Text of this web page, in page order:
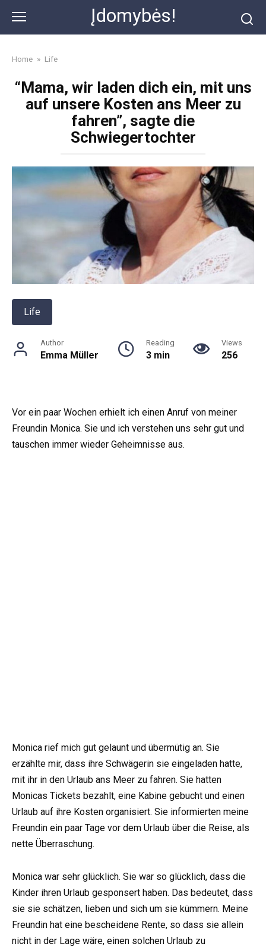
content
Įdomybės!
Home » Life
“Mama, wir laden dich ein, mit uns
auf unsere Kosten ans Meer zu
fahren”, sagte die
Schwiegertochter
Life
Author
Emma Müller
Reading
3 min
Views
256
Vor ein paar Wochen erhielt ich einen Anruf von meiner
Freundin Monica. Sie und ich verstehen uns sehr gut und
tauschen immer wieder Geheimnisse aus.
Monica rief mich gut gelaunt und übermütig an. Sie
erzählte mir, dass ihre Schwägerin sie eingeladen hatte,
mit ihr in den Urlaub ans Meer zu fahren. Sie hatten
Monicas Tickets bezahlt, eine Kabine gebucht und einen
Urlaub auf ihre Kosten organisiert. Sie informierten meine
Freundin ein paar Tage vor dem Urlaub über die Reise, als
nette Überraschung.
Monica war sehr glücklich. Sie war so glücklich, dass die
Kinder ihren Urlaub gesponsert haben. Das bedeutet, dass
sie sie schätzen, lieben und sich um sie kümmern. Meine
Freundin hat eine bescheidene Rente, so dass sie allein
nicht in der Lage wäre, einen solchen Urlaub zu